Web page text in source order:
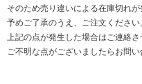
そのため売り違いによる在庫切れが
予めご了承のうえ、ご注文ください
上記の点が発生した場合はご連絡さ
ご不明な点がございましたらお問い